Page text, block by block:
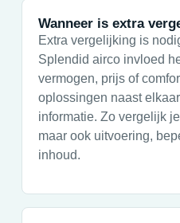
Wanneer is extra
Extra vergelijking is
Splendid airco invloed
vermogen, prijs of
oplossingen naast
informatie. Zo vergelijk
maar ook uitvoering,
inhoud.